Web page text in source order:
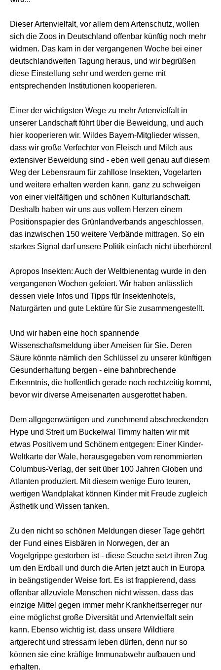
Dieser Artenvielfalt, vor allem dem Artenschutz, wollen
sich die Zoos in Deutschland offenbar künftig noch mehr
widmen. Das kam in der vergangenen Woche bei einer
deutschlandweiten Tagung heraus, und wir begrüßen
diese Einstellung sehr und werden gerne mit
entsprechenden Institutionen kooperieren.
Einer der wichtigsten Wege zu mehr Artenvielfalt in
unserer Landschaft führt über die Beweidung, und auch
hier kooperieren wir. Wildes Bayern-Mitglieder wissen,
dass wir große Verfechter von Fleisch und Milch aus
extensiver Beweidung sind - eben weil genau auf diesem
Weg der Lebensraum für zahllose Insekten, Vogelarten
und weitere erhalten werden kann, ganz zu schweigen
von einer vielfältigen und schönen Kulturlandschaft.
Deshalb haben wir uns aus vollem Herzen einem
Positionspapier des Grünlandverbands angeschlossen,
das inzwischen 150 weitere Verbände mittragen. So ein
starkes Signal darf unsere Politik einfach nicht überhören!
Apropos Insekten: Auch der Weltbienentag wurde in den
vergangenen Wochen gefeiert. Wir haben anlässlich
dessen viele Infos und Tipps für Insektenhotels,
Naturgärten und gute Lektüre für Sie zusammengestellt.
Und wir haben eine hoch spannende
Wissenschaftsmeldung über Ameisen für Sie. Deren
Säure könnte nämlich den Schlüssel zu unserer künftigen
Gesunderhaltung bergen - eine bahnbrechende
Erkenntnis, die hoffentlich gerade noch rechtzeitig kommt,
bevor wir diverse Ameisenarten ausgerottet haben.
Dem allgegenwärtigen und zunehmend abschreckenden
Hype und Streit um Buckelwal Timmy halten wir mit
etwas Positivem und Schönem entgegen: Einer Kinder-
Weltkarte der Wale, herausgegeben vom renommierten
Columbus-Verlag, der seit über 100 Jahren Globen und
Atlanten produziert. Mit diesem wenige Euro teuren,
wertigen Wandplakat können Kinder mit Freude zugleich
Ästhetik und Wissen tanken.
Zu den nicht so schönen Meldungen dieser Tage gehört
der Fund eines Eisbären in Norwegen, der an
Vogelgrippe gestorben ist - diese Seuche setzt ihren Zug
um den Erdball und durch die Arten jetzt auch in Europa
in beängstigender Weise fort. Es ist frappierend, dass
offenbar allzuviele Menschen nicht wissen, dass das
einzige Mittel gegen immer mehr Krankheitserreger nur
eine möglichst große Diversität und Artenvielfalt sein
kann. Ebenso wichtig ist, dass unsere Wildtiere
artgerecht und stressarm leben dürfen, denn nur so
können sie eine kräftige Immunabwehr aufbauen und
erhalten.